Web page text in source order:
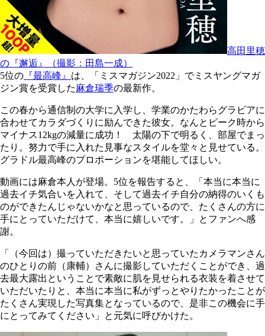
高田里穂
の『邂逅』（撮影：田島一成）
5位の 『最高峰』 は、「ミスマガジン2022」でミスヤングマガ
ジン賞を受賞した麻倉瑞季の最新作。
この春から通信制の大学に入学し、学業のかたわらグラビアに
合わせてカラダづくりに励んできた彼女。なんとピーク時から
マイナス12kgの減量に成功！ 太陽の下で明るく、部屋でまっ
たり。努力で手に入れた見事なスタイルを堂々と見せている。
グラドル最高峰のプロポーションを堪能してほしい。
動画には麻倉本人が登場。5位を報告すると、「本当に本当に
過去イチ気合いを入れて、そして過去イチ自分の納得のいくも
のができたんじゃないかなと思っているので、たくさんの方に
手にとっていただけて、本当に嬉しいです。」とファンへ感
謝。
「（今回は）撮っていただきたいと思っていたカメラマンさん
のひとりの前（康輔）さんに撮影していただくことができ、過
去最大露出ということで素敵に肌を見せられる衣装を着させて
いただいたりと、本当に本当に私がずっとやりたかったことが
たくさん実現した写真集となっているので、是非この機会に手
にとってみてください」と元気に呼びかけた。